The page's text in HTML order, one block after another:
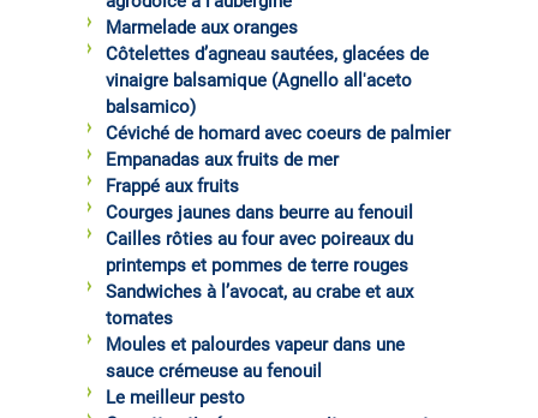
Marmelade aux oranges
Côtelettes d’agneau sautées, glacées de
vinaigre balsamique (Agnello all'aceto
balsamico)
Céviché de homard avec coeurs de palmier
Empanadas aux fruits de mer
Frappé aux fruits
Courges jaunes dans beurre au fenouil
Cailles rôties au four avec poireaux du
printemps et pommes de terre rouges
Sandwiches à l’avocat, au crabe et aux
tomates
Moules et palourdes vapeur dans une
sauce crémeuse au fenouil
Le meilleur pesto